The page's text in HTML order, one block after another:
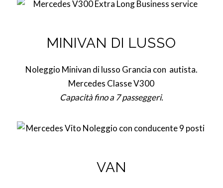
MINIVAN DI LUSSO
Noleggio Minivan di lusso Grancia con autista.
Mercedes Classe V300
Capacità fino a 7 passeggeri.
VAN